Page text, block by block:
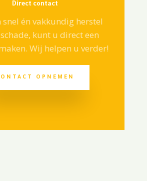
Direct contact
snel én vakkundig herstel
kunt u direct een
Wij helpen u verder!
OPNEMEN